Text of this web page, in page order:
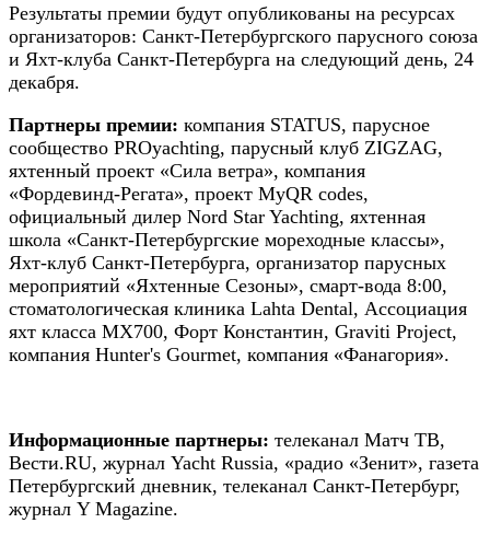
Результаты премии будут опубликованы на ресурсах
организаторов: Санкт-Петербургского парусного союза
и Яхт-клуба Санкт-Петербурга на следующий день, 24
декабря.
Партнеры премии: компания STATUS, парусное
сообщество PROyachting, парусный клуб ZIGZAG,
яхтенный проект «Сила ветра», компания
«Фордевинд-Регата», проект MyQR codes,
официальный дилер Nord Star Yachting, яхтенная
школа «Санкт-Петербургские мореходные классы»,
Яхт-клуб Санкт-Петербурга, организатор парусных
мероприятий «Яхтенные Сезоны», смарт-вода 8:00,
стоматологическая клиника Lahta Dental, Ассоциация
яхт класса MX700, Форт Константин, Graviti Project,
компания Hunter's Gourmet, компания «Фанагория».
Информационные партнеры: телеканал Матч ТВ,
Вести.RU, журнал Yacht Russia, «радио «Зенит», газета
Петербургский дневник, телеканал Санкт-Петербург,
журнал Y Magazine.